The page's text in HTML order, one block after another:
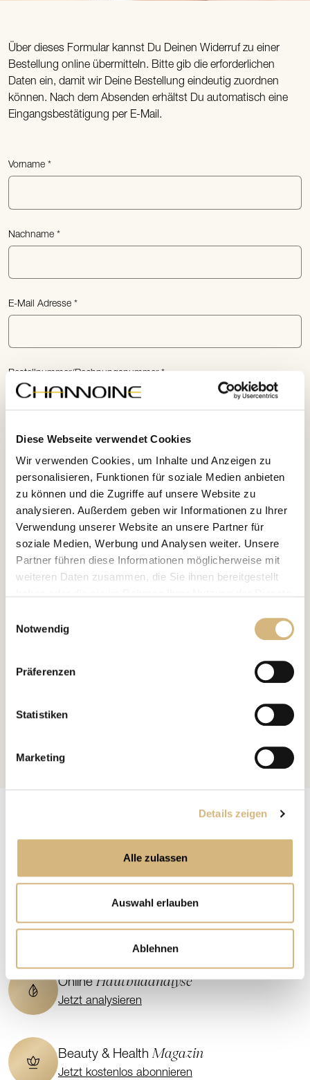
Diese Webseite verwendet Cookies
Wir verwenden Cookies, um Inhalte und Anzeigen zu
personalisieren, Funktionen für soziale Medien anbieten
zu können und die Zugriffe auf unsere Website zu
analysieren. Außerdem geben wir Informationen zu Ihrer
Verwendung unserer Website an unsere Partner für
soziale Medien, Werbung und Analysen weiter. Unsere
Partner führen diese Informationen möglicherweise mit
weiteren Daten zusammen, die Sie ihnen bereitgestellt
und im
mehr darüber, wer wir sind, wie Sie uns
kontaktieren können und wie wir personenbezogene
Notwendig
Präferenzen
Statistiken
Marketing
Details zeigen
Alle zulassen
Auswahl erlauben
Ablehnen
Über dieses Formular kannst Du Deinen Widerruf zu einer
Bestellung online übermitteln. Bitte gib die erforderlichen
Daten ein, damit wir Deine Bestellung eindeutig zuordnen
können. Nach dem Absenden erhältst Du automatisch eine
Eingangsbestätigung per E-Mail.
Vorname
Nachname
E-Mail Adresse
Bestellnummer/Rechnungsnummer
Angaben zum widerrufenen Vertrag oder Produkt
CosmeticCulture.
KostenloseBeratung
Jetzt Termin vereinbaren
OnlineHautbildanalyse
Jetzt analysieren
Beauty & HealthMagazin
Jetzt kostenlos abonnieren